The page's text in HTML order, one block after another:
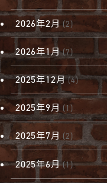
2026年2月 (2)
2026年1月(7)
2025年12月(4)
2025年9月 (1)
2025年7月 (2)
2025年6月(1)